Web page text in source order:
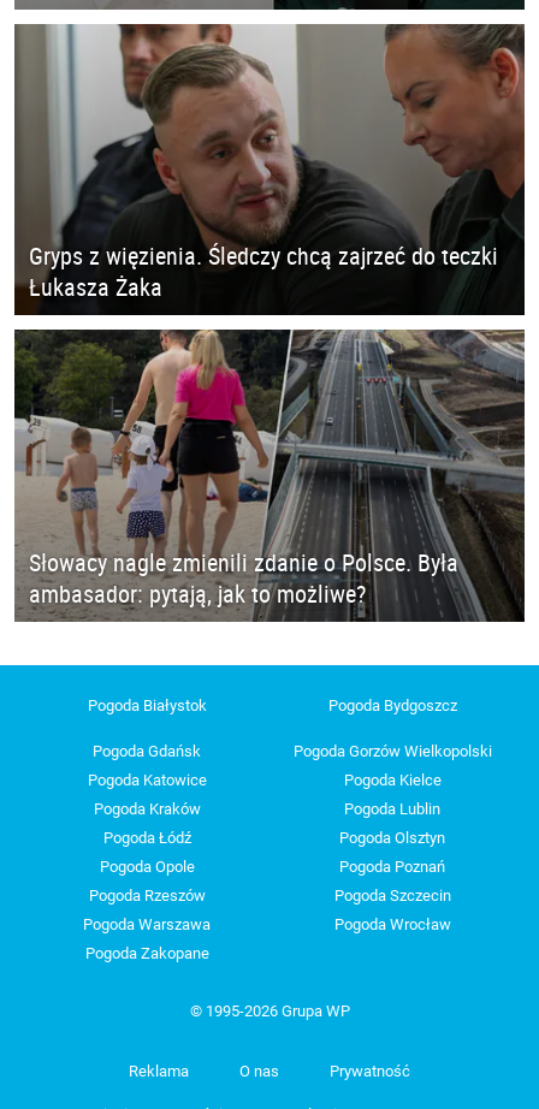
Gryps z więzienia. Śledczy chcą zajrzeć do teczki
Łukasza Żaka
Słowacy nagle zmienili zdanie o Polsce. Była
ambasador: pytają, jak to możliwe?
Pogoda Białystok Pogoda Bydgoszcz
Pogoda Gdańsk
Pogoda Gorzów Wielkopolski
Pogoda Katowice
Pogoda Kielce
Pogoda Kraków
Pogoda Lublin
Pogoda Łódź
Pogoda Olsztyn
Pogoda Opole
Pogoda Poznań
Pogoda Rzeszów
Pogoda Szczecin
Pogoda Warszawa
Pogoda Wrocław
Pogoda Zakopane
© 1995-2026 Grupa WP
Reklama O nas Prywatność